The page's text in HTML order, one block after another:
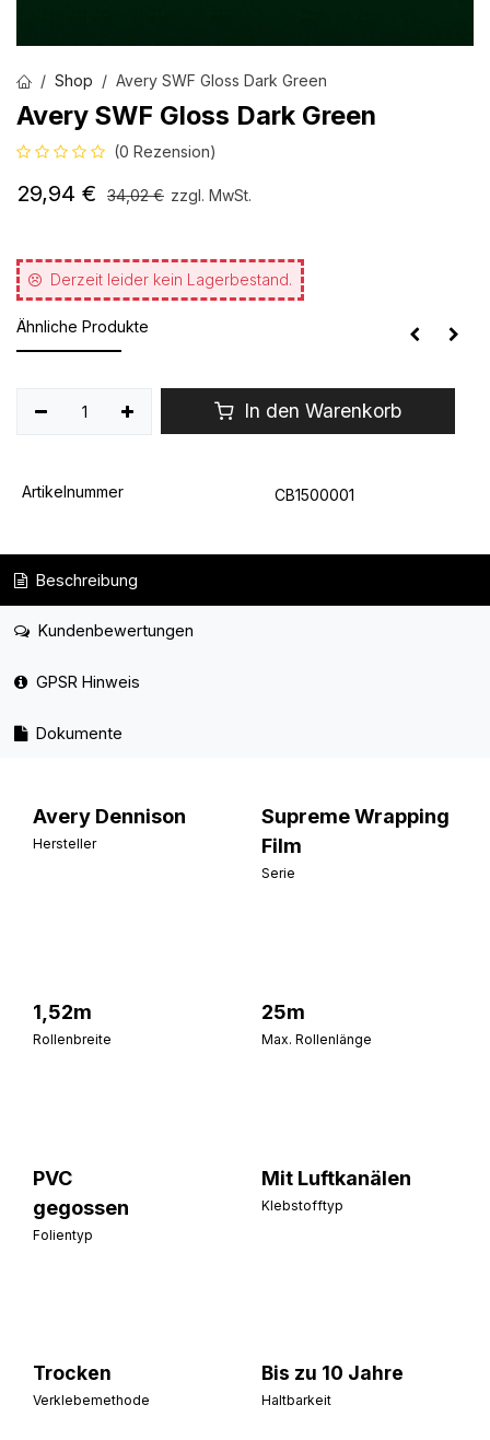
Shop Avery SWF Gloss Dark Green
Avery SWF Gloss Dark Green
(0 Rezension)
29,94 € 34,02€ zzgl. MwSt.
Derzeit leider kein Lagerbestand.
Ähnliche Produkte
In den Warenkorb
Artikelnummer CB1500001
Beschreibung
Kundenbewertungen
GPSR Hinweis
Dokumente
Avery Dennison
Hersteller
Supreme Wrapping
Film
Serie
1,52m
Rollenbreite
25m
Max. Rollenlänge
PVC
gegossen
Folientyp
Mit Luftkanälen
Klebstofftyp
Trocken
Verklebemethode
Bis zu 10 Jahre
Haltbarkeit